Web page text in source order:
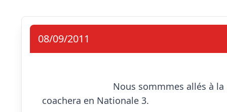
08/09/2011
coachera en Nationale 3.